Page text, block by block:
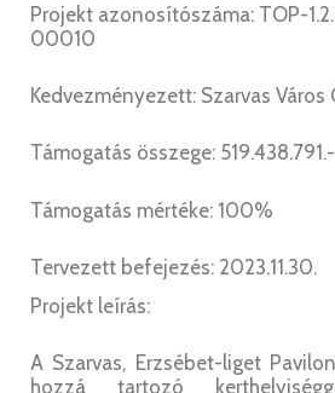
Projekt azonosítószáma: TOP-
00010
Kedvezményezett: Szarvas
Támogatás összege:
Támogatás mértéke: 100%
Tervezett befejezés: 2023.11.30.
Projekt leírás:
A Szarvas, Erzsébet-liget
hozzá tartozó